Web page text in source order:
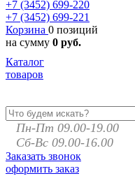
+7 (3452) 699-220
+7 (3452) 699-221
Корзина 0 позиций
на сумму 0 руб.
Каталог
товаров
Пн-Пт 09.00-19.00
Сб-Вс 09.00-16.00
Заказать звонок
оформить заказ